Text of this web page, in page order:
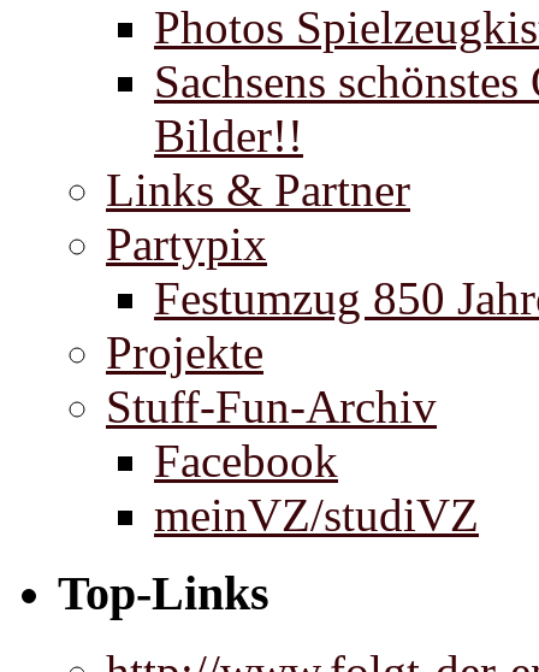
Photos
Sachsens
Bilder!!
Links & Partner
Partypix
Festumzug 850
Projekte
Stuff-Fun-Archiv
Facebook
meinVZ/studiVZ
Top-Links